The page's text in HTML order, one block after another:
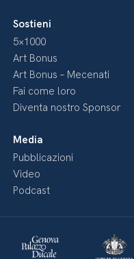
Sostieni
5×1000
Art Bonus
Art Bonus – Mecenati
Fai come loro
Diventa nostro Sponsor
Media
Pubblicazioni
Video
Podcast